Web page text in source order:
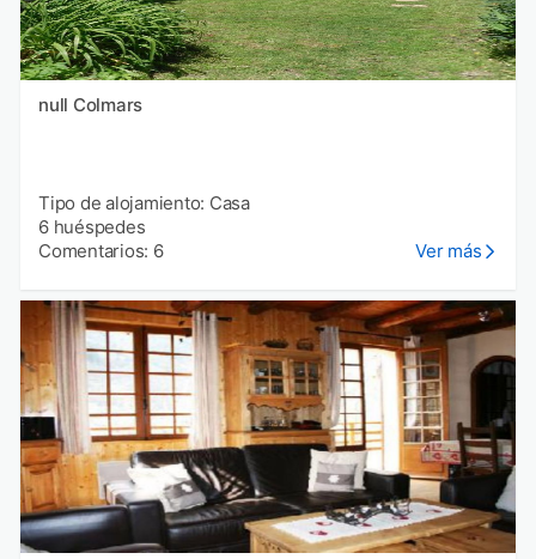
null Colmars
Tipo de alojamiento: Casa
6 huéspedes
Comentarios: 6
Ver más